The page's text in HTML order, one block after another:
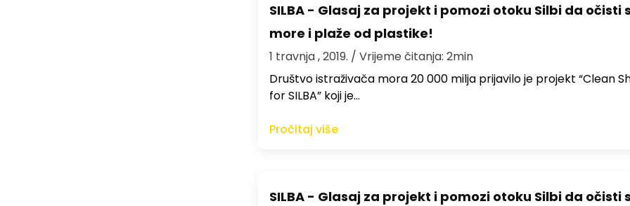
SILBA - Glasaj za projekt i pomozi otoku Silbi da očisti
more i plaže od plastike!
1 travnja , 2019. / Vrijeme čitanja: 2min
Društvo istraživača mora 20 000 milja prijavilo je projekt “Clean
for SILBA” koji je…
Pročitaj više
SILBA - Glasaj za projekt i pomozi otoku Silbi da očisti